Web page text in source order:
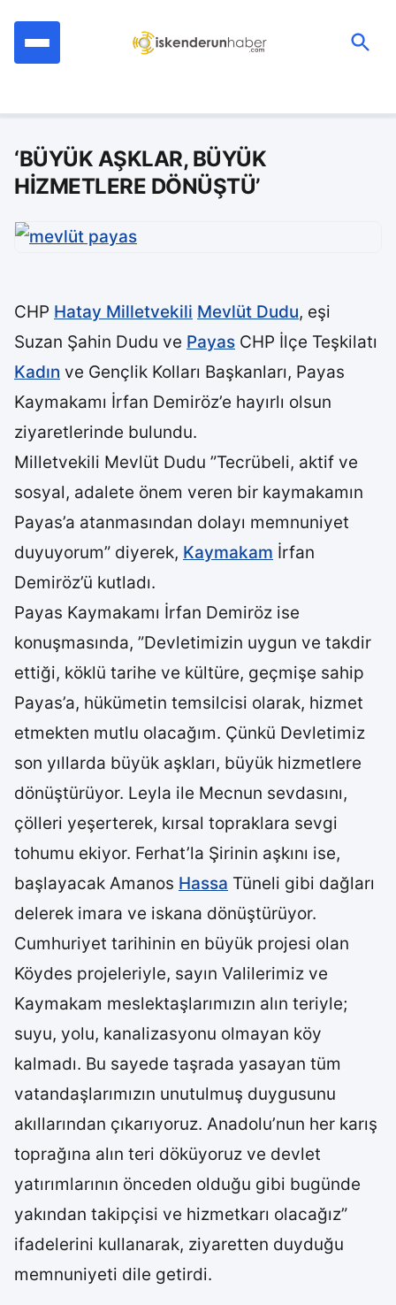
‘BÜYÜK AŞKLAR, BÜYÜK
HİZMETLERE DÖNÜŞTÜ’
CHP Hatay Milletvekili Mevlüt Dudu, eşi
Suzan Şahin Dudu ve Payas CHP İlçe Teşkilatı
Kadın ve Gençlik Kolları Başkanları, Payas
Kaymakamı İrfan Demiröz’e hayırlı olsun
ziyaretlerinde bulundu.
Milletvekili Mevlüt Dudu ”Tecrübeli, aktif ve
sosyal, adalete önem veren bir kaymakamın
Payas’a atanmasından dolayı memnuniyet
duyuyorum” diyerek, Kaymakam İrfan
Demiröz’ü kutladı.
Payas Kaymakamı İrfan Demiröz ise
konuşmasında, ”Devletimizin uygun ve takdir
ettiği, köklü tarihe ve kültüre, geçmişe sahip
Payas’a, hükümetin temsilcisi olarak, hizmet
etmekten mutlu olacağım. Çünkü Devletimiz
son yıllarda büyük aşkları, büyük hizmetlere
dönüştürüyor. Leyla ile Mecnun sevdasını,
çölleri yeşerterek, kırsal topraklara sevgi
tohumu ekiyor. Ferhat’la Şirinin aşkını ise,
başlayacak Amanos Hassa Tüneli gibi dağları
delerek imara ve iskana dönüştürüyor.
Cumhuriyet tarihinin en büyük projesi olan
Köydes projeleriyle, sayın Valilerimiz ve
Kaymakam meslektaşlarımızın alın teriyle;
suyu, yolu, kanalizasyonu olmayan köy
kalmadı. Bu sayede taşrada yasayan tüm
vatandaşlarımızın unutulmuş duygusunu
akıllarından çıkarıyoruz. Anadolu’nun her karış
toprağına alın teri döküyoruz ve devlet
yatırımlarının önceden olduğu gibi bugünde
yakından takipçisi ve hizmetkarı olacağız”
ifadelerini kullanarak, ziyaretten duyduğu
memnuniyeti dile getirdi.